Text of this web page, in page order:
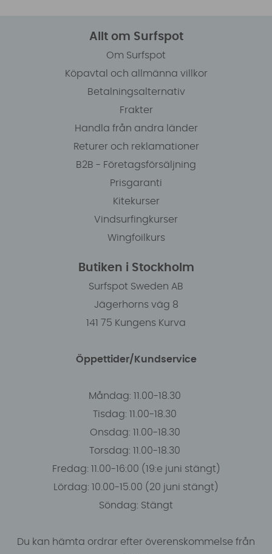
Allt om Surfspot
Om Surfspot
Köpavtal och allmänna villkor
Betalningsalternativ
Frakter
Handla från andra länder
Returer och reklamationer
B2B - Företagsförsäljning
Prisgaranti
Kitekurser
Vindsurfingkurser
Wingfoilkurs
Butiken i Stockholm
Surfspot Sweden AB
Jägerhorns väg 8
141 75 Kungens Kurva
Öppettider/Kundservice
Måndag: 11.00-18.30
Tisdag: 11.00-18.30
Onsdag: 11.00-18.30
Torsdag: 11.00-18.30
Fredag: 11.00-16:00 (19:e juni stängt)
Lördag: 10.00-15.00 (20 juni stängt)
Söndag: Stängt
Du kan hämta ordrar efter överenskommelse från